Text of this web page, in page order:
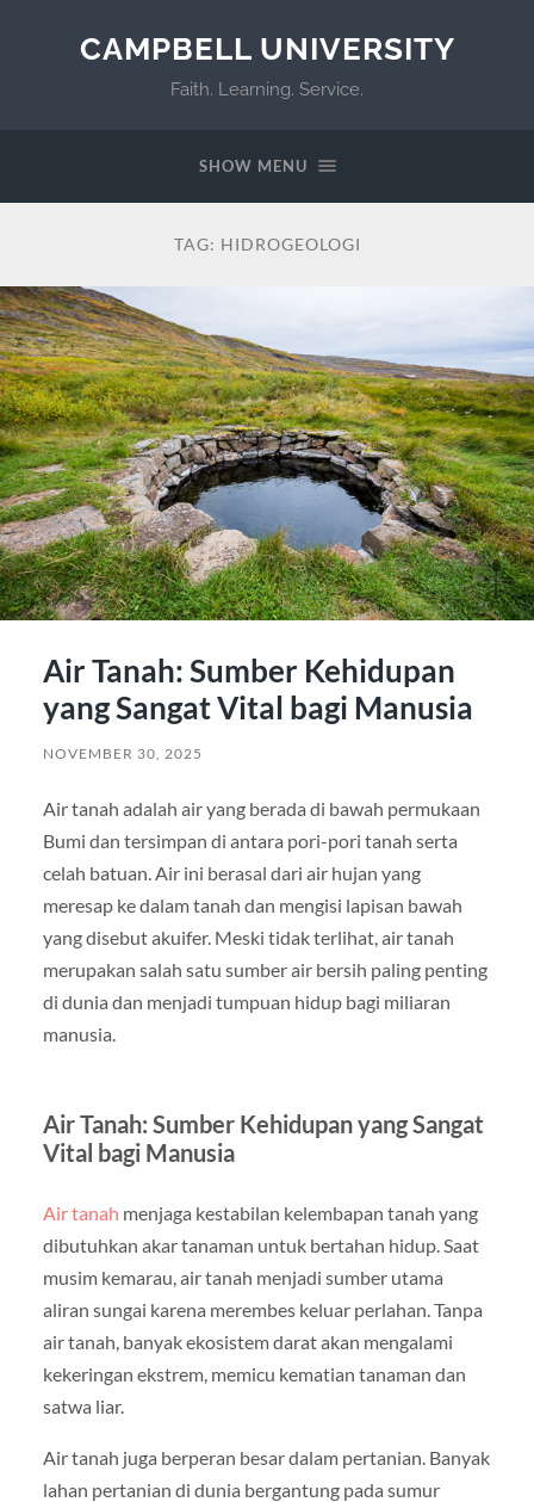
CAMPBELL UNIVERSITY
Faith. Learning. Service.
SHOW MENU
TAG: HIDROGEOLOGI
Air Tanah: Sumber Kehidupan
yang Sangat Vital bagi Manusia
NOVEMBER 30, 2025
Air tanah adalah air yang berada di bawah permukaan
Bumi dan tersimpan di antara pori-pori tanah serta
celah batuan. Air ini berasal dari air hujan yang
meresap ke dalam tanah dan mengisi lapisan bawah
yang disebut akuifer. Meski tidak terlihat, air tanah
merupakan salah satu sumber air bersih paling penting
di dunia dan menjadi tumpuan hidup bagi miliaran
manusia.
Air Tanah: Sumber Kehidupan yang Sangat
Vital bagi Manusia
Air tanah menjaga kestabilan kelembapan tanah yang
dibutuhkan akar tanaman untuk bertahan hidup. Saat
musim kemarau, air tanah menjadi sumber utama
aliran sungai karena merembes keluar perlahan. Tanpa
air tanah, banyak ekosistem darat akan mengalami
kekeringan ekstrem, memicu kematian tanaman dan
satwa liar.
Air tanah juga berperan besar dalam pertanian. Banyak
lahan pertanian di dunia bergantung pada sumur